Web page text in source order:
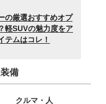
の厳選おすすめオプ
軽SUVの魅力度をア
テムはコレ！
備
クルマ・人